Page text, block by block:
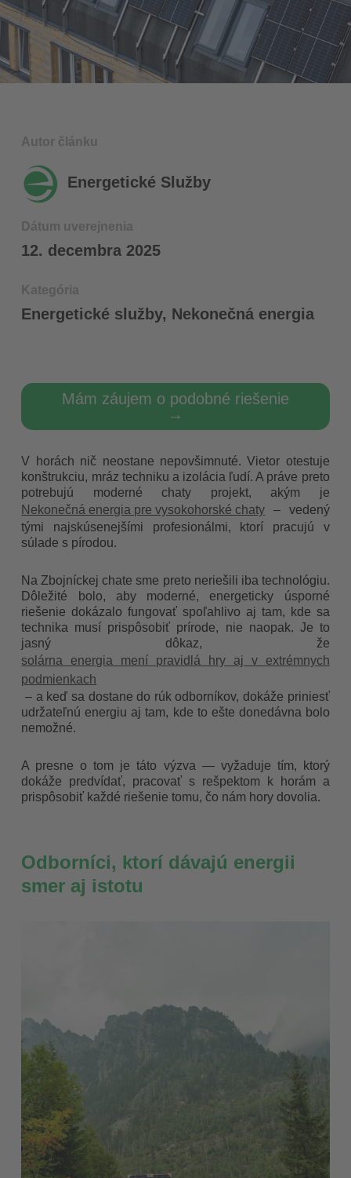
Autor článku
Energetické Služby
Dátum uverejnenia
12. decembra 2025
Kategória
Energetické služby, Nekonečná energia
Mám záujem o podobné riešenie
→
V horách nič neostane nepovšimnuté. Vietor otestuje
konštrukciu, mráz techniku a izolácia ľudí. A práve preto
potrebujú moderné chaty projekt, akým je
Nekonečná energia pre vysokohorské chaty – vedený
tými najskúsenejšími profesionálmi, ktorí pracujú v
súlade s pírodou.
Na Zbojníckej chate sme preto neriešili iba technológiu.
Dôležité bolo, aby moderné, energeticky úsporné
riešenie dokázalo fungovať spoľahlivo aj tam, kde sa
technika musí prispôsobiť prírode, nie naopak. Je to
jasný dôkaz, že
solárna energia mení pravidlá hry aj v extrémnych
podmienkach
– a keď sa dostane do rúk odborníkov, dokáže priniesť
udržateľnú energiu aj tam, kde to ešte donedávna bolo
nemožné.
A presne o tom je táto výzva — vyžaduje tím, ktorý
dokáže predvídať, pracovať s rešpektom k horám a
prispôsobiť každé riešenie tomu, čo nám hory dovolia.
Odborníci, ktorí dávajú energii
smer aj istotu